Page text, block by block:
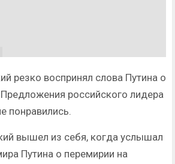
резко воспринял слова Путина о
российского лидера
понравились.
вышел из себя, когда услышал
Путина о перемирии на